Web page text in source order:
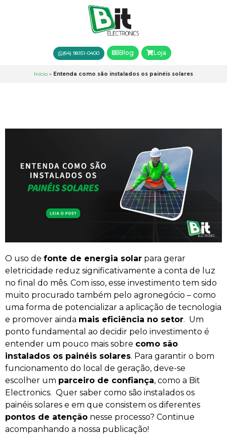
(64) 98151-0400 Blog Loja
Início » Entenda como são instalados os painéis solares
O uso de fonte de energia solar para gerar
eletricidade reduz significativamente a conta de luz
no final do mês. Com isso, esse investimento tem sido
muito procurado também pelo agronegócio – como
uma forma de potencializar a aplicação de tecnologia
e promover ainda mais eficiência no setor. Um
ponto fundamental ao decidir pelo investimento é
entender um pouco mais sobre como são
instalados os painéis solares. Para garantir o bom
funcionamento do local de geração, deve-se
escolher um parceiro de confiança, como a Bit
Electronics. Quer saber como são instalados os
painéis solares e em que consistem os diferentes
pontos de atenção nesse processo? Continue
acompanhando a nossa publicação!